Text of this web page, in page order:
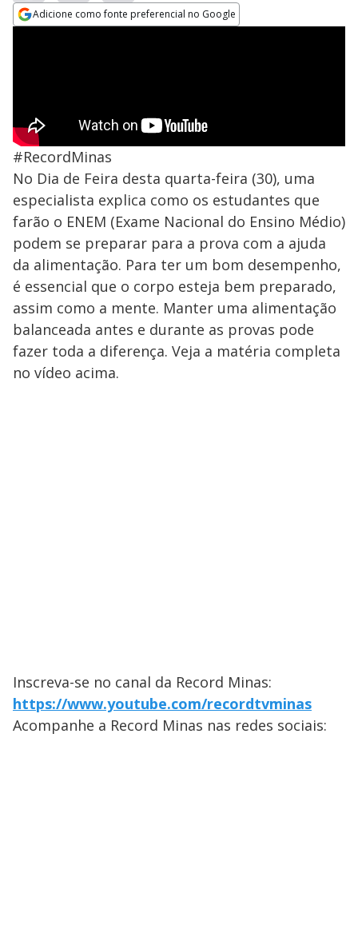
Adicione como fonte preferencial no Google
#RecordMinas
No Dia de Feira desta quarta-feira (30), uma
especialista explica como os estudantes que
farão o ENEM (Exame Nacional do Ensino Médio)
podem se preparar para a prova com a ajuda
da alimentação. Para ter um bom desempenho,
é essencial que o corpo esteja bem preparado,
assim como a mente. Manter uma alimentação
balanceada antes e durante as provas pode
fazer toda a diferença. Veja a matéria completa
no vídeo acima.
Inscreva-se no canal da Record Minas:
https://www.youtube.com/recordtvminas
Acompanhe a Record Minas nas redes sociais: